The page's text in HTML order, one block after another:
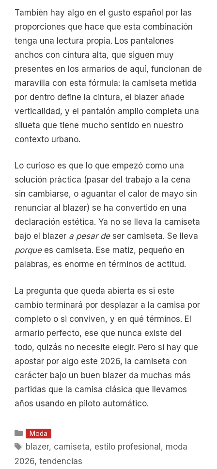
También hay algo en el gusto español por las
proporciones que hace que esta combinación
tenga una lectura propia. Los pantalones
anchos con cintura alta, que siguen muy
presentes en los armarios de aquí, funcionan de
maravilla con esta fórmula: la camiseta metida
por dentro define la cintura, el blazer añade
verticalidad, y el pantalón amplio completa una
silueta que tiene mucho sentido en nuestro
contexto urbano.
Lo curioso es que lo que empezó como una
solución práctica (pasar del trabajo a la cena
sin cambiarse, o aguantar el calor de mayo sin
renunciar al blazer) se ha convertido en una
declaración estética. Ya no se lleva la camiseta
bajo el blazer a pesar deser camiseta. Se lleva
porquees camiseta. Ese matiz, pequeño en
palabras, es enorme en términos de actitud.
La pregunta que queda abierta es si este
cambio terminará por desplazar a la camisa por
completo o si conviven, y en qué términos. El
armario perfecto, ese que nunca existe del
todo, quizás no necesite elegir. Pero si hay que
apostar por algo este 2026, la camiseta con
carácter bajo un buen blazer da muchas más
partidas que la camisa clásica que llevamos
años usando en piloto automático.
Categorías
Moda
Etiquetas
blazer, camiseta, estilo profesional, moda
2026, tendencias